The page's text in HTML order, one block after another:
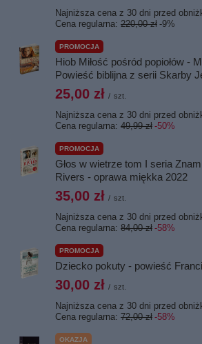
Najniższa cena z 30 dni przed
Cena regularna: 220,00 zł -9%
PROMOCJA
Hiob Miłość pośród popiołów -
Powieść biblijna z serii Skarby
25,00 zł / szt.
Najniższa cena z 30 dni przed
Cena regularna: 49,99 zł -50%
PROMOCJA
Głos w wietrze tom I seria
Rivers - oprawa miękka 2022
35,00 zł / szt.
Najniższa cena z 30 dni przed
Cena regularna: 84,00 zł -58%
PROMOCJA
Dziecko pokuty - powieść
30,00 zł / szt.
Najniższa cena z 30 dni przed
Cena regularna: 72,00 zł -58%
OKAZJA